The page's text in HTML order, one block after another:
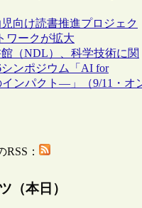
向け読書推進プロジェク
ワークが拡大
（NDL）、科学技術に関
ンポジウム「AI for
ンパクト―」（9/11・オ
：
（本日）